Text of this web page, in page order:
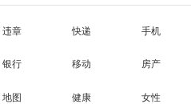
违章 快递 手机
银行 移动 房产
地图 健康 女性